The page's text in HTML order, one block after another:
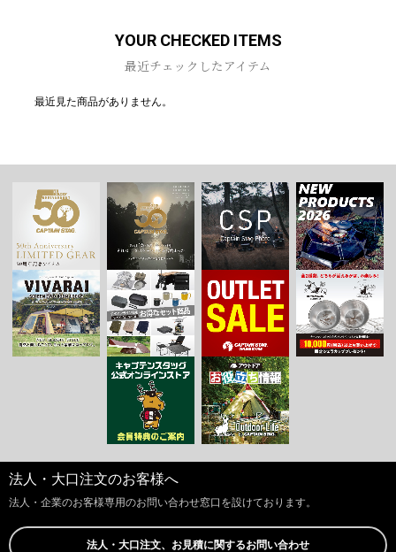
YOUR CHECKED ITEMS
最近チェックしたアイテム
最近見た商品がありません。
法人・大口注文のお客様へ
法人・企業のお客様専用のお問い合わせ窓口を設けております。
法人・大口注文、お見積に関するお問い合わせ